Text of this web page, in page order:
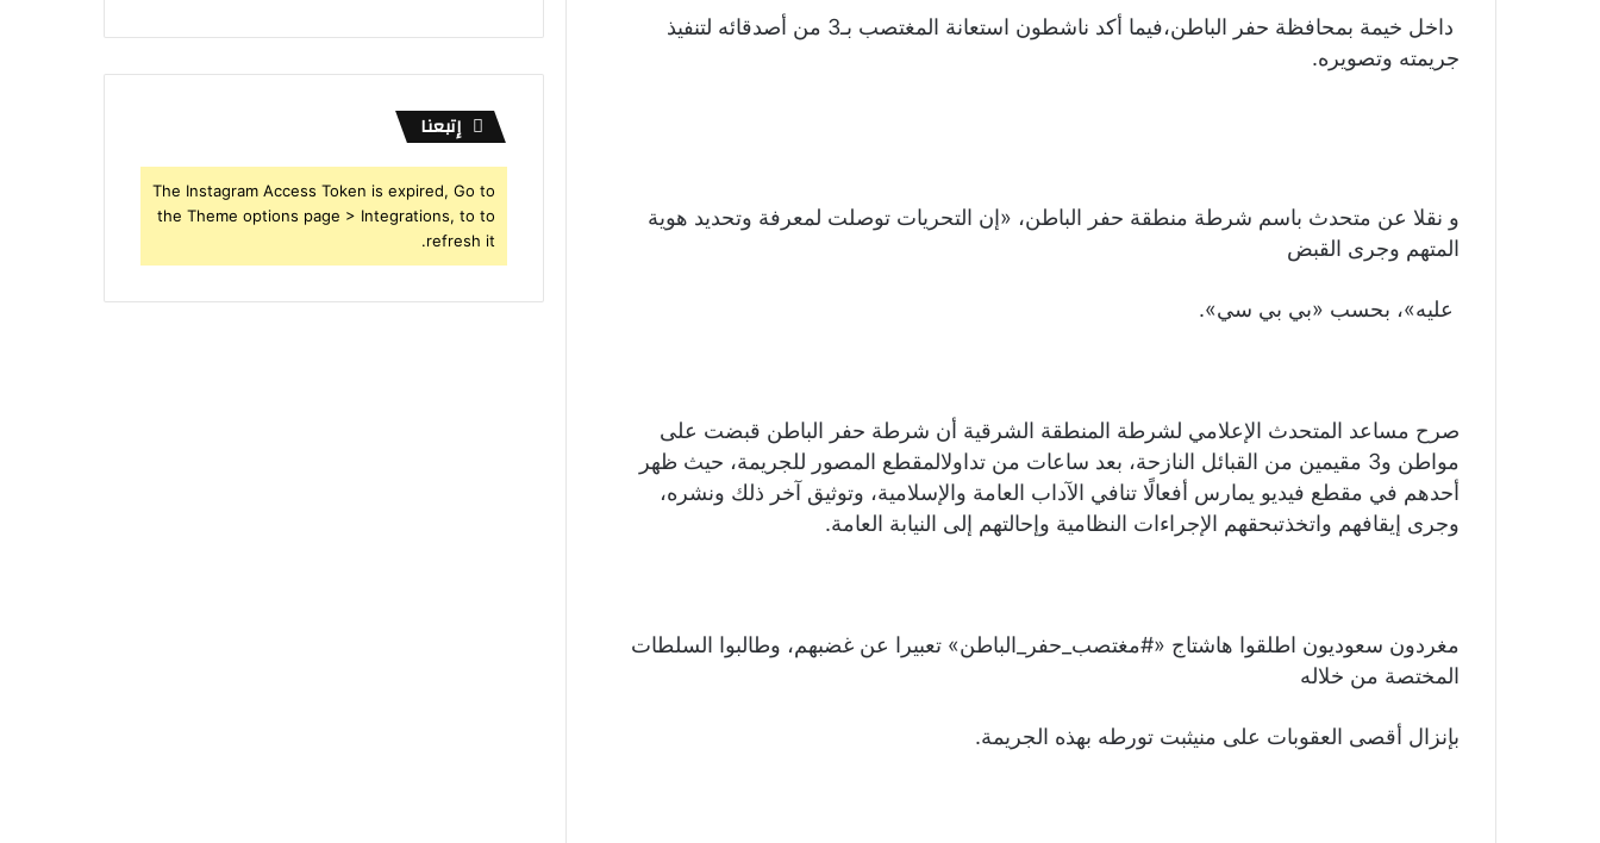
داخل خيمة بمحافظة حفر الباطن،فيما أكد ناشطون استعانة المغتصب بـ3 من أصدقائه لتنفيذ
جريمته وتصويره.
و نقلا عن متحدث باسم شرطة منطقة حفر الباطن، «إن التحريات توصلت لمعرفة وتحديد هوية
المتهم وجرى القبض
عليه»، بحسب «بي بي سي».
صرح مساعد المتحدث الإعلامي لشرطة المنطقة الشرقية أن شرطة حفر الباطن قبضت على
مواطن و3 مقيمين من القبائل النازحة، بعد ساعات من تداولالمقطع المصور للجريمة، حيث ظهر
أحدهم في مقطع فيديو يمارس أفعالًا تنافي الآداب العامة والإسلامية، وتوثيق آخر ذلك ونشره،
وجرى إيقافهم واتخذتبحقهم الإجراءات النظامية وإحالتهم إلى النيابة العامة.
مغردون سعوديون اطلقوا هاشتاج «#مغتصب_حفر_الباطن» تعبيرا عن غضبهم، وطالبوا السلطات
المختصة من خلاله
بإنزال أقصى العقوبات على منيثبت تورطه بهذه الجريمة.
إتبعنا
The Instagram Access Token is expired, Go to
the Theme options page > Integrations, to to
refresh it.